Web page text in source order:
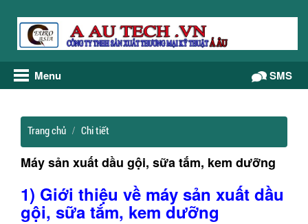
Menu SMS
Trang chủ Chi tiết
Máy sản xuất dầu gội, sữa tắm, kem dưỡng
1) Giới thiệu về máy sản xuất dầu
gội, sữa tắm, kem dưỡng